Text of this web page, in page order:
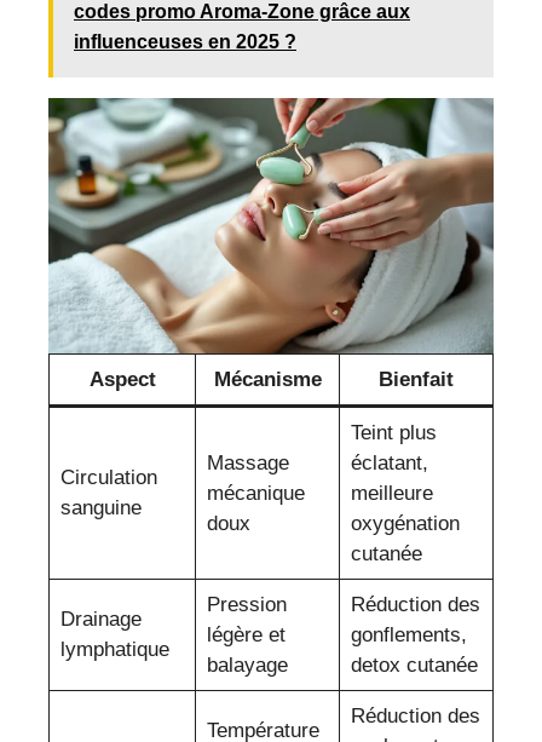
codes promo Aroma-Zone grâce aux
influenceuses en 2025 ?
Aspect Mécanisme Bienfait
Circulation
sanguine
Massage
mécanique
doux
Teint plus
éclatant,
meilleure
oxygénation
cutanée
Drainage
lymphatique
Pression
légère et
balayage
Réduction des
gonflements,
detox cutanée
Température
Réduction des